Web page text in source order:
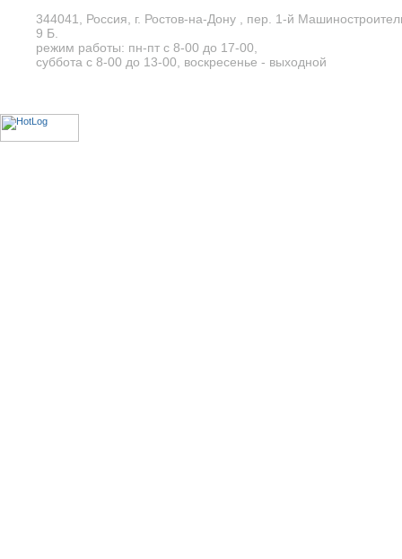
344041, Россия, г. Ростов-на-Дону , пер. 1-й
9 Б.
режим работы: пн-пт с 8-00 до 17-00,
суббота с 8-00 до 13-00, воскресенье - выходной